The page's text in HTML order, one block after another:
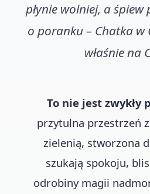
płynie wolniej, a śpiew
o poranku – Chatka w
właśnie na
To nie jest zwykły
przytulna przestrzeń
zielenią, stworzona
szukają spokoju,
odrobiny magii